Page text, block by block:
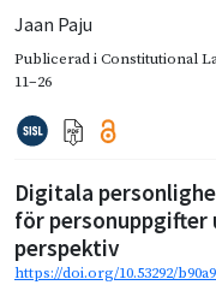
Jaan Paju
Publicerad iConstitutional
11–26
Digitala
för
perspektiv
https://doi.org/10.53292/